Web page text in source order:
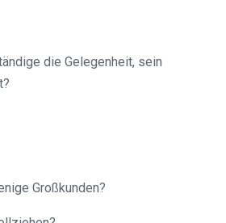
die Gelegenheit, sein
Großkunden?